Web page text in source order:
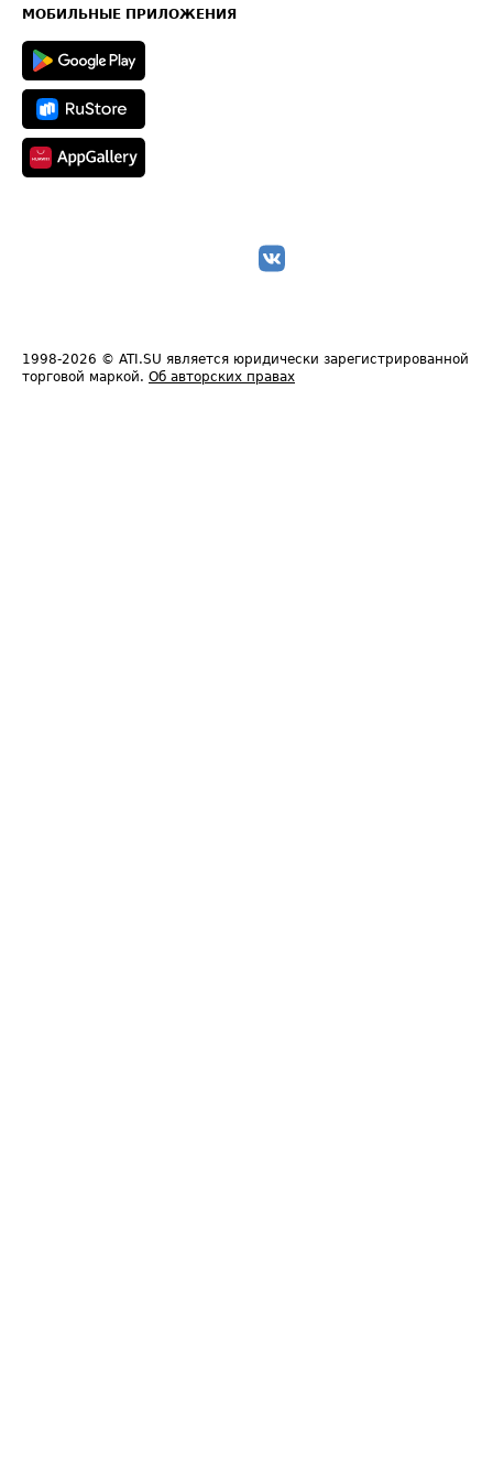
Техническая информация
МОБИЛЬНЫЕ ПРИЛОЖЕНИЯ
1998-2026 © ATI.SU является юридически зарегистрированной
торговой маркой. Об авторских правах